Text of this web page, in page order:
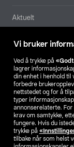
Vi bruker
Ved å trykke på
lagrer
din enhet i henhold til
forbedre
nettstedet og for å
typer
annonserelaterte. For
krav om samtykke,
fungere. Hvis du
trykke på
tilbake når som helst
Aktuelt
Våre selskaper